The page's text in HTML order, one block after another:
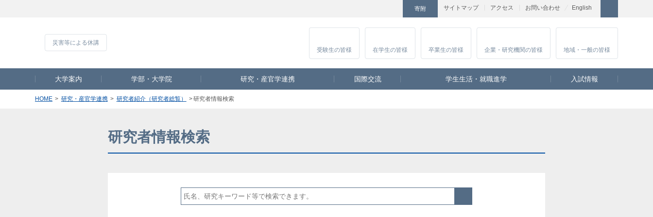
サイトマップ アクセス お問い合わせ
寄附 English
Instagram
受験生の皆様 在学生の皆様 卒業生の皆様 企業・研究機関の皆様 地域・一般の皆様
大学案内 学部・大学院 研究・産官学連携 国際交流 学生生活・就職進学 入試情報
HOME 研究・産官学連携 研究者紹介（研究者総覧） 研究者情報検索
研究者情報検索